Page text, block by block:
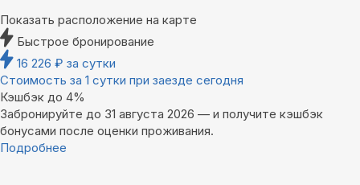
Показать расположение на карте
Быстрое бронирование
16 226 ₽ за сутки
Стоимость за 1 сутки при заезде сегодня
Кэшбэк до 4%
Забронируйте до 31 августа 2026 — и получите кэшбэк
бонусами после оценки проживания.
Подробнее